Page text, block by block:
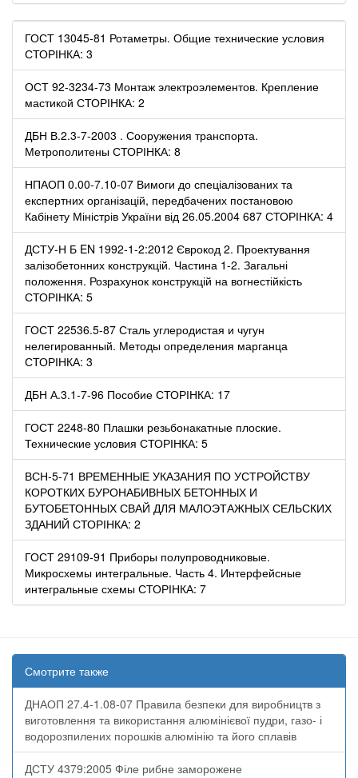
ГОСТ 13045-81 Ротаметры. Общие технические условия
СТОРІНКА: 3
ОСТ 92-3234-73 Монтаж электроэлементов. Крепление
мастикой СТОРІНКА: 2
ДБН В.2.3-7-2003 . Сооружения транспорта.
Метрополитены СТОРІНКА: 8
НПАОП 0.00-7.10-07 Вимоги до спеціалізованих та
експертних організацій, передбачених постановою
Кабінету Міністрів України від 26.05.2004 687 СТОРІНКА: 4
ДСТУ-Н Б EN 1992-1-2:2012 Єврокод 2. Проектування
залізобетонних конструкцій. Частина 1-2. Загальні
положення. Розрахунок конструкцій на вогнестійкість
СТОРІНКА: 5
ГОСТ 22536.5-87 Сталь углеродистая и чугун
нелегированный. Методы определения марганца
СТОРІНКА: 3
ДБН А.3.1-7-96 Пособие СТОРІНКА: 17
ГОСТ 2248-80 Плашки резьбонакатные плоские.
Технические условия СТОРІНКА: 5
ВСН-5-71 ВРЕМЕННЫЕ УКАЗАНИЯ ПО УСТРОЙСТВУ
КОРОТКИХ БУРОНАБИВНЫХ БЕТОННЫХ И
БУТОБЕТОННЫХ СВАЙ ДЛЯ МАЛОЭТАЖНЫХ СЕЛЬСКИХ
ЗДАНИЙ СТОРІНКА: 2
ГОСТ 29109-91 Приборы полупроводниковые.
Микросхемы интегральные. Часть 4. Интерфейсные
интегральные схемы СТОРІНКА: 7
Смотрите также
ДНАОП 27.4-1.08-07 Правила безпеки для виробництв з
виготовлення та використання алюмінієвої пудри, газо- і
водорозпилених порошків алюмінію та його сплавів
ДСТУ 4379:2005 Філе рибне заморожене